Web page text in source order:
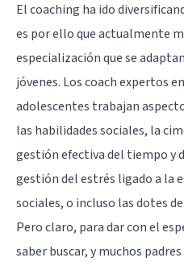
El coaching ha ido
es por ello que actualmente
especialización que se
jóvenes. Los coach expertos
adolescentes trabajan
las habilidades sociales, la
gestión efectiva del tiempo y
gestión del estrés ligado a la
sociales, o incluso las dotes
Pero claro, para dar con el
saber buscar, y muchos